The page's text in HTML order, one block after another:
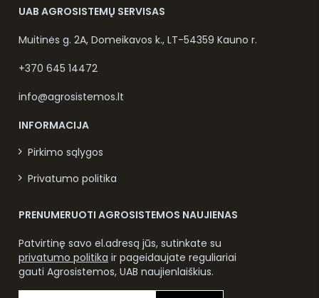
UAB AGROSISTEMŲ SERVISAS
Muitinės g. 2A, Domeikavos k., LT-54359 Kauno r.
+370 645 14472
info@agrosistemos.lt
INFORMACIJA
Pirkimo sąlygos
Privatumo politika
PRENUMERUOTI AGROSISTEMOS NAUJIENAS
Patvirtinę savo el.adresą jūs, sutinkate su
privatumo politika ir pageidaujate reguliariai
gauti Agrosistemos, UAB naujienlaiškius.